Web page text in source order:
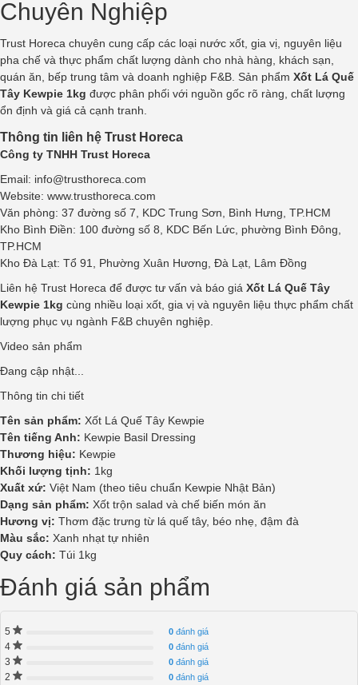
Chuyên Nghiệp
Trust Horeca chuyên cung cấp các loại nước xốt, gia vị, nguyên liệu
pha chế và thực phẩm chất lượng dành cho nhà hàng, khách sạn,
quán ăn, bếp trung tâm và doanh nghiệp F&B. Sản phẩm Xốt Lá Quế
Tây Kewpie 1kg được phân phối với nguồn gốc rõ ràng, chất lượng
ổn định và giá cả cạnh tranh.
Thông tin liên hệ Trust Horeca
Công ty TNHH Trust Horeca
Email: info@trusthoreca.com
Website: www.trusthoreca.com
Văn phòng: 37 đường số 7, KDC Trung Sơn, Bình Hưng, TP.HCM
Kho Bình Điền: 100 đường số 8, KDC Bến Lức, phường Bình Đông,
TP.HCM
Kho Đà Lạt: Tổ 91, Phường Xuân Hương, Đà Lạt, Lâm Đồng
Liên hệ Trust Horeca để được tư vấn và báo giá Xốt Lá Quế Tây
Kewpie 1kg cùng nhiều loại xốt, gia vị và nguyên liệu thực phẩm chất
lượng phục vụ ngành F&B chuyên nghiệp.
Video sản phẩm
Đang cập nhật...
Thông tin chi tiết
Tên sản phẩm: Xốt Lá Quế Tây Kewpie
Tên tiếng Anh: Kewpie Basil Dressing
Thương hiệu: Kewpie
Khối lượng tịnh: 1kg
Xuất xứ: Việt Nam (theo tiêu chuẩn Kewpie Nhật Bản)
Dạng sản phẩm: Xốt trộn salad và chế biến món ăn
Hương vị: Thơm đặc trưng từ lá quế tây, béo nhẹ, đậm đà
Màu sắc: Xanh nhạt tự nhiên
Quy cách: Túi 1kg
Đánh giá sản phẩm
5 0 đánh giá
4 0 đánh giá
3 0 đánh giá
2 0 đánh giá